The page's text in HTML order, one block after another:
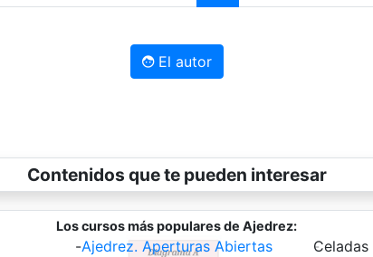
El autor
Contenidos que te pueden interesar
Los cursos más populares de Ajedrez:
-Ajedrez. Aperturas Abiertas -